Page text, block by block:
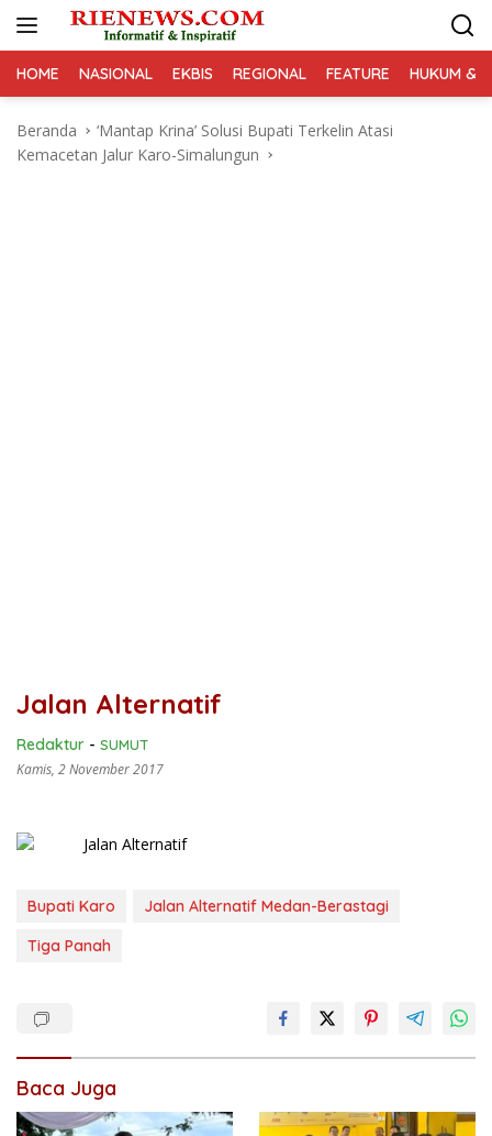
HOME NASIONAL EKBIS REGIONAL FEATURE HUKUM &
Beranda
‘Mantap Krina’ Solusi Bupati Terkelin Atasi
Kemacetan Jalur Karo-Simalungun
Jalan Alternatif
Redaktur - SUMUT
Kamis, 2 November 2017
Bupati Karo
Jalan Alternatif Medan-Berastagi
Tiga Panah
Baca Juga